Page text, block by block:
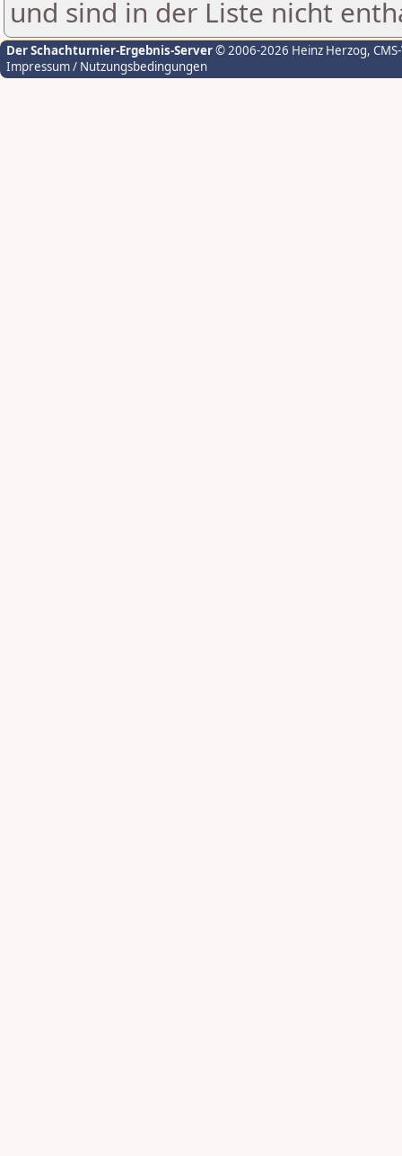
und sind in der Liste nicht
Der Schachturnier-Ergebnis-Server© 2006-2026 Heinz Herzog,
Impressum / Nutzungsbedingungen